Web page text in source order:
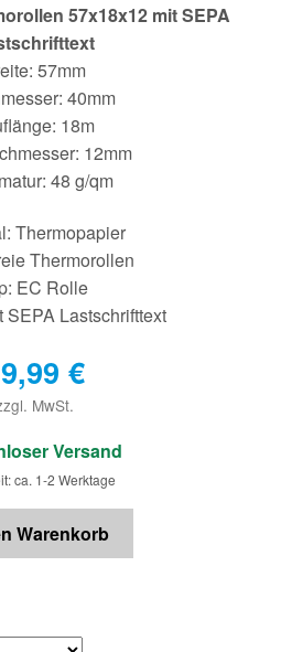
57x18x12 mit SEPA
57mm
40mm
18m
12mm
48 g/qm
Thermopapier
Thermorollen
EC Rolle
SEPA Lastschrifttext
€
MwSt.
€
Versand
ca. 1-2 Werktage
Warenkorb